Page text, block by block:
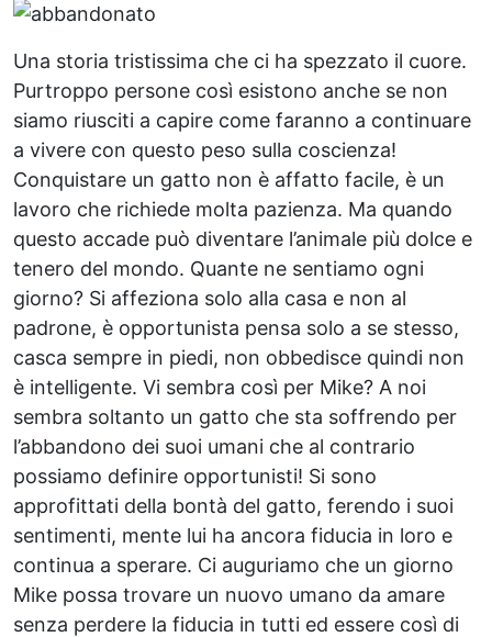
Una storia tristissima che ci ha spezzato il cuore.
Purtroppo persone così esistono anche se non
siamo riusciti a capire come faranno a continuare
a vivere con questo peso sulla coscienza!
Conquistare un gatto non è affatto facile, è un
lavoro che richiede molta pazienza. Ma quando
questo accade può diventare l’animale più dolce e
tenero del mondo. Quante ne sentiamo ogni
giorno? Si affeziona solo alla casa e non al
padrone, è opportunista pensa solo a se stesso,
casca sempre in piedi, non obbedisce quindi non
è intelligente. Vi sembra così per Mike? A noi
sembra soltanto un gatto che sta soffrendo per
l’abbandono dei suoi umani che al contrario
possiamo definire opportunisti! Si sono
approfittati della bontà del gatto, ferendo i suoi
sentimenti, mente lui ha ancora fiducia in loro e
continua a sperare. Ci auguriamo che un giorno
Mike possa trovare un nuovo umano da amare
senza perdere la fiducia in tutti ed essere così di